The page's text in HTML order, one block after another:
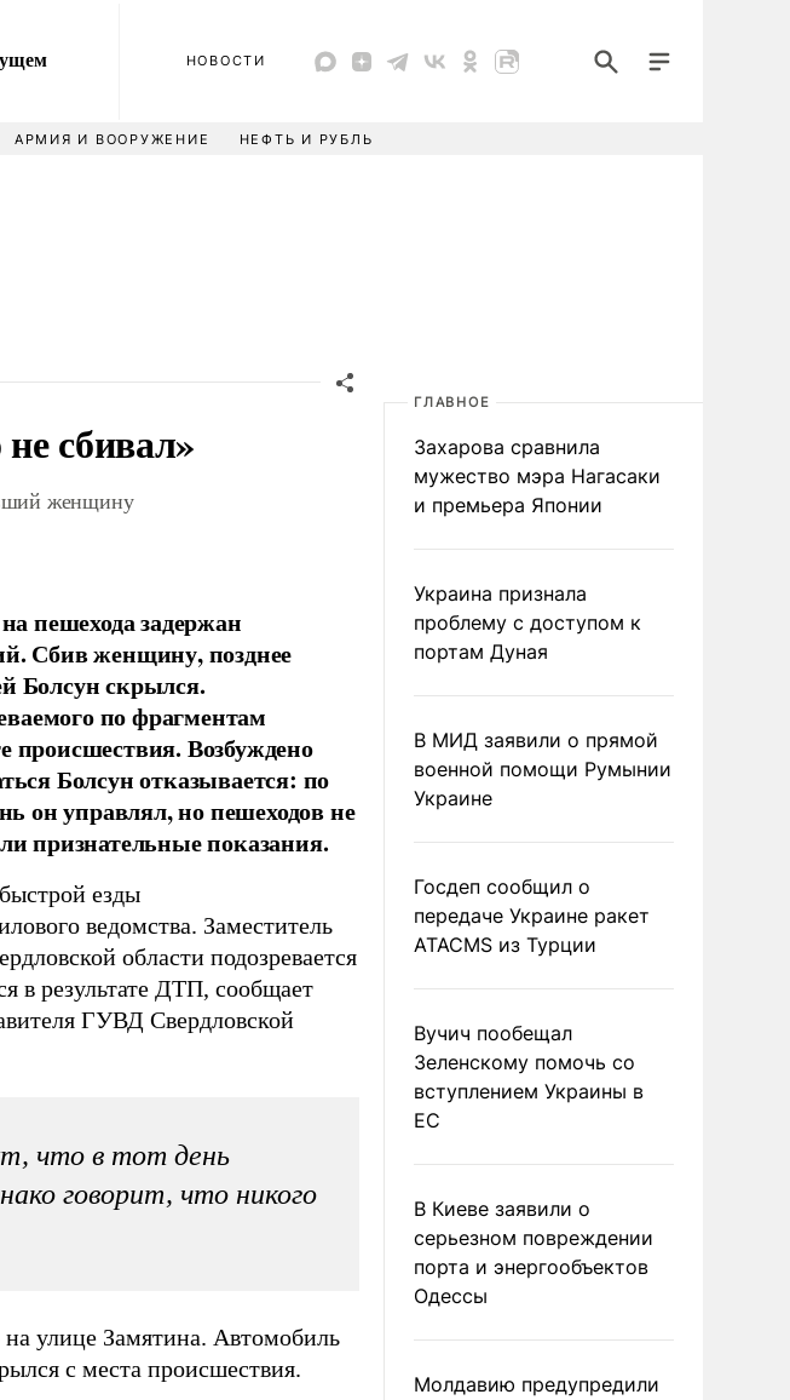
НОВОСТИ
АРМИЯ И ВООРУЖЕНИЕ НЕФТЬ И РУБЛЬ
сбивал»
женщину
пешехода задержан
Сбив женщину, позднее
Болсун скрылся.
по фрагментам
происшествия. Возбуждено
Болсун отказывается: по
он управлял, но пешеходов не
признательные показания.
езды
ведомства. Заместитель
области подозревается
в результате ДТП, сообщает
ГУВД Свердловской
что в тот день
говорит, что никого
на улице Замятина. Автомобиль
с места происшествия.
ГЛАВНОЕ
Захарова сравнила
мужество мэра Нагасаки
и премьера Японии
Украина признала
проблему с доступом к
портам Дуная
В МИД заявили о прямой
военной помощи Румынии
Украине
Госдеп сообщил о
передаче Украине ракет
ATACMS из Турции
Вучич пообещал
Зеленскому помочь со
вступлением Украины в
ЕС
В Киеве заявили о
серьезном повреждении
порта и энергообъектов
Одессы
Молдавию предупредили